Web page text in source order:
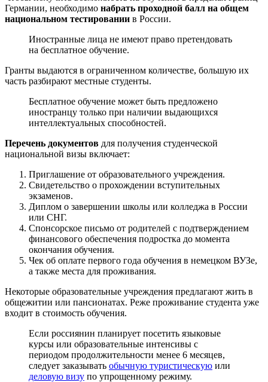
Германии, необходимо набрать проходной балл на общем
национальном тестировании в России.
Иностранные лица не имеют право претендовать
на бесплатное обучение.
Гранты выдаются в ограниченном количестве, большую их
часть разбирают местные студенты.
Бесплатное обучение может быть предложено
иностранцу только при наличии выдающихся
интеллектуальных способностей.
Перечень документов для получения студенческой
национальной визы включает:
Приглашение от образовательного учреждения.
Свидетельство о прохождении вступительных
экзаменов.
Диплом о завершении школы или колледжа в России
или СНГ.
Спонсорское письмо от родителей с подтверждением
финансового обеспечения подростка до момента
окончания обучения.
Чек об оплате первого года обучения в немецком ВУЗе,
а также места для проживания.
Некоторые образовательные учреждения предлагают жить в
общежитии или пансионатах. Реже проживание студента уже
входит в стоимость обучения.
Если россиянин планирует посетить языковые
курсы или образовательные интенсивы с
периодом продолжительности менее 6 месяцев,
следует заказывать обычную туристическую или
деловую визу по упрощенному режиму.